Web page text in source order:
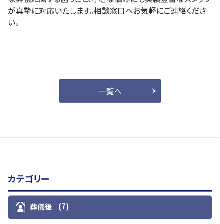
が真摯に対応いたします。相談窓口へお気軽にご連絡くださ
い。
一覧へ
カテゴリー
葬儀後 (7)